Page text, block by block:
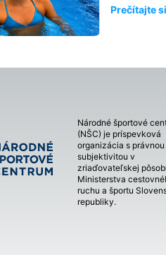
Prečítajte
Národné športové
(NŠC) je príspevková
organizácia s právnou
subjektivitou v
zriaďovateľskej
Ministerstva
ruchu a športu
republiky.